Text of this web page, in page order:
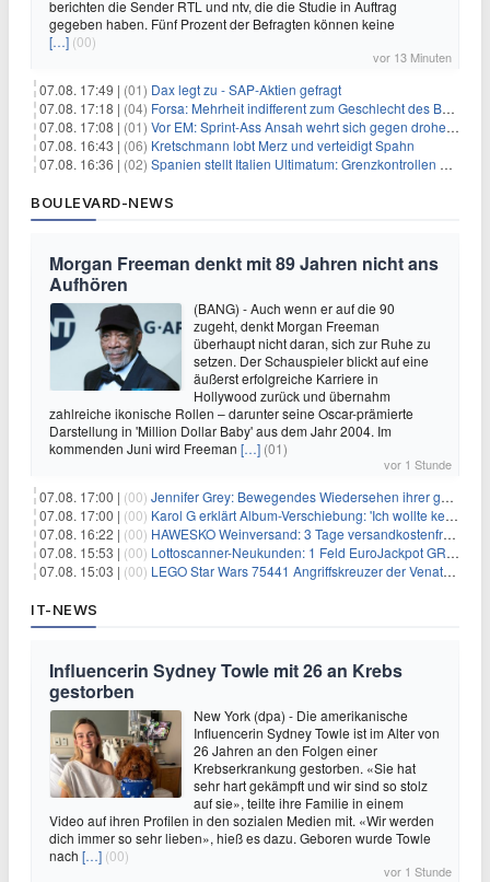
berichten die Sender RTL und ntv, die die Studie in Auftrag
gegeben haben. Fünf Prozent der Befragten können keine
[…] (00)
vor 13 Minuten
07.08. 17:49 | (01) Dax legt zu - SAP-Aktien gefragt
07.08. 17:18 | (04) Forsa: Mehrheit indifferent zum Geschlecht des Bundespräsidenten
07.08. 17:08 | (01) Vor EM: Sprint-Ass Ansah wehrt sich gegen drohende Sperre
07.08. 16:43 | (06) Kretschmann lobt Merz und verteidigt Spahn
07.08. 16:36 | (02) Spanien stellt Italien Ultimatum: Grenzkontrollen beenden
BOULEVARD-NEWS
Morgan Freeman denkt mit 89 Jahren nicht ans
Aufhören
(BANG) - Auch wenn er auf die 90
zugeht, denkt Morgan Freeman
überhaupt nicht daran, sich zur Ruhe zu
setzen. Der Schauspieler blickt auf eine
äußerst erfolgreiche Karriere in
Hollywood zurück und übernahm
zahlreiche ikonische Rollen – darunter seine Oscar-prämierte
Darstellung in 'Million Dollar Baby' aus dem Jahr 2004. Im
kommenden Juni wird Freeman […] (01)
vor 1 Stunde
07.08. 17:00 | (00) Jennifer Grey: Bewegendes Wiedersehen ihrer geschiedenen Eltern kurz vor dem Tod ihrer Mutter
07.08. 17:00 | (00) Karol G erklärt Album-Verschiebung: 'Ich wollte keine persönliche Situation ausnutzen'
07.08. 16:22 | (00) HAWESKO Weinversand: 3 Tage versandkostenfrei bestellen (MBW 25€)
07.08. 15:53 | (00) Lottoscanner-Neukunden: 1 Feld EuroJackpot GRATIS spielen
07.08. 15:03 | (00) LEGO Star Wars 75441 Angriffskreuzer der Venator-Klasse für 50,25€
IT-NEWS
Influencerin Sydney Towle mit 26 an Krebs
gestorben
New York (dpa) - Die amerikanische
Influencerin Sydney Towle ist im Alter von
26 Jahren an den Folgen einer
Krebserkrankung gestorben. «Sie hat
sehr hart gekämpft und wir sind so stolz
auf sie», teilte ihre Familie in einem
Video auf ihren Profilen in den sozialen Medien mit. «Wir werden
dich immer so sehr lieben», hieß es dazu. Geboren wurde Towle
nach […] (00)
vor 1 Stunde